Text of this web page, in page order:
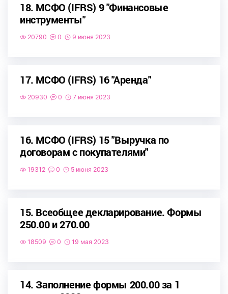
18. МСФО (IFRS) 9 "Финансовые
инструменты"
20790 0 9 июня 2023
17. МСФО (IFRS) 16 "Аренда"
20930 0 7 июня 2023
16. МСФО (IFRS) 15 "Выручка по
договорам с покупателями"
19312 0 5 июня 2023
15. Всеобщее декларирование. Формы
250.00 и 270.00
18509 0 19 мая 2023
14. Заполнение формы 200.00 за 1